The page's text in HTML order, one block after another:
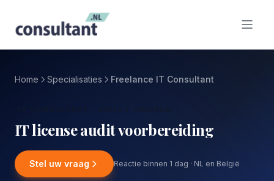
Home Specialisaties Freelance IT Consultant
IT license audit voorbereiding
Stel uw vraag Reactie binnen 1 dag · NL en België